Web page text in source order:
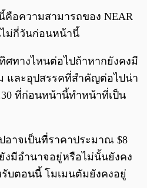
อความสามารถของ NEAR
ม่กี่วันก่อนหน้านี้
ศทางไหนต่อไปถ้าหากยังคงมี
และอุปสรรคที่สำคัญต่อไปน่า
ที่ก่อนหน้านี้ทำหน้าที่เป็น
อาจเป็นที่ราคาประมาณ $8
งมีอำนาจอยู่หรือไม่นั้นยังคง
บตอนนี้ โมเมนตัมยังคงอยู่